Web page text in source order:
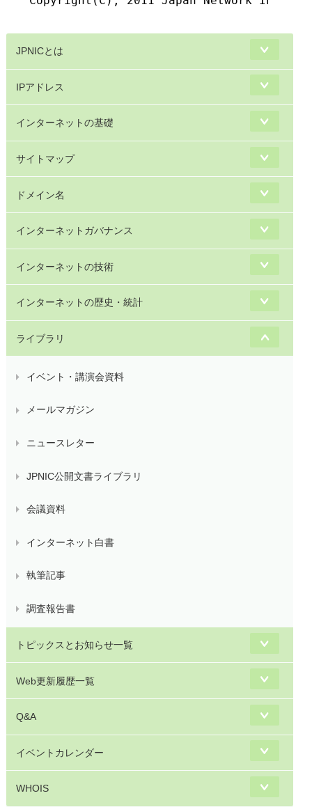
JPNICとは
IPアドレス
インターネットの基礎
サイトマップ
ドメイン名
インターネットガバナンス
インターネットの技術
インターネットの歴史・統計
ライブラリ
イベント・講演会資料
メールマガジン
ニュースレター
JPNIC公開文書ライブラリ
会議資料
インターネット白書
執筆記事
調査報告書
トピックスとお知らせ一覧
Web更新履歴一覧
Q&A
イベントカレンダー
WHOIS